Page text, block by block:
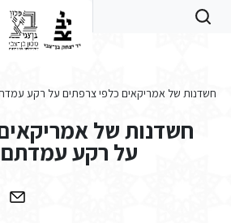
חשדנות של אמריקאים כלפי צרפתים על רקע
חשדנות של
על רקע עמדתם